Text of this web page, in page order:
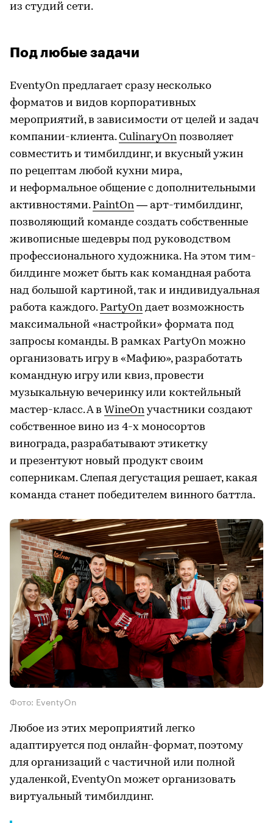
из студий сети.
Под любые задачи
EventyOn предлагает сразу несколько
форматов и видов корпоративных
мероприятий, в зависимости от целей и задач
компании-клиента. CulinaryOn позволяет
совместить и тимбилдинг, и вкусный ужин
по рецептам любой кухни мира,
и неформальное общение с дополнительными
активностями. PaintOn — арт-тимбилдинг,
позволяющий команде создать собственные
живописные шедевры под руководством
профессионального художника. На этом тим-
билдинге может быть как командная работа
над большой картиной, так и индивидуальная
работа каждого. PartyOn дает возможность
максимальной «настройки» формата под
запросы команды. В рамках PartyOn можно
организовать игру в «Мафию», разработать
командную игру или квиз, провести
музыкальную вечеринку или коктейльный
мастер-класс. А в WineOn участники создают
собственное вино из 4-x моносортов
винограда, разрабатывают этикетку
и презентуют новый продукт своим
соперникам. Слепая дегустация решает, какая
команда станет победителем винного баттла.
Фото: EventyOn
Любое из этих мероприятий легко
адаптируется под онлайн-формат, поэтому
для организаций с частичной или полной
удаленкой, EventyOn может организовать
виртуальный тимбилдинг.